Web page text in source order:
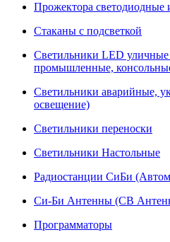
Прожектора светодиодные
Стаканы с подсветкой
Светильники LED уличные
промышленные,
Светильники аварийные,
освещение)
Светильники переноски
Светильники Настольные
Радиостанции СиБи
Си-Би Антенны (СВ
Программаторы